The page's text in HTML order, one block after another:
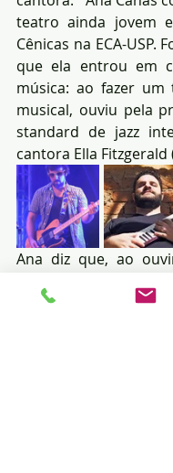
teatro ainda jovem
Cênicas na ECA-USP.
que ela entrou em
música: ao fazer
musical, ouviu pela
standard de jazz
cantora Ella Fitzgerald
Ana diz que, ao
e que sentiu que